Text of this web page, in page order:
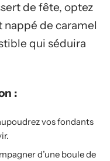
de fête, optez
nappé de caramel
qui séduira
:
vos fondants
d’une boule de